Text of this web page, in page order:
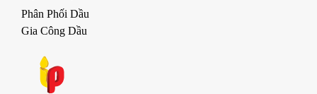
Phân Phối Dầu
Gia Công Dầu